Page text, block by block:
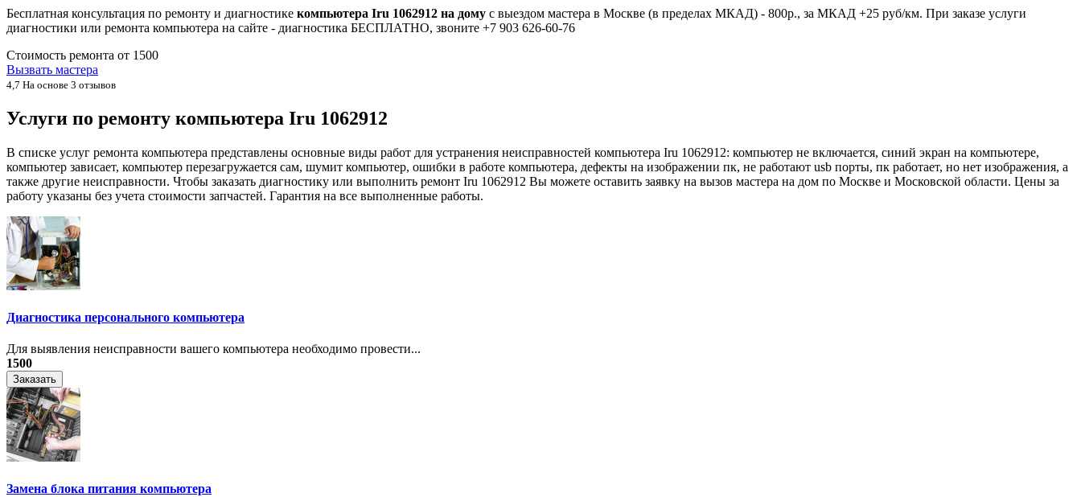
Бесплатная консультация по ремонту и диагностике компьютера Iru 1062912 на дому с выездом мастера в Москве (в пределах МКАД) - 800р., за МКАД +25 руб/км. При заказе услуги
диагностики или ремонта компьютера на сайте - диагностика БЕСПЛАТНО, звоните +7 903 626-60-76
Стоимость ремонта от 1500
Вызвать мастера
4,7 На основе 3 отзывов
Услуги по ремонту компьютера Iru 1062912
В списке услуг ремонта компьютера представлены основные виды работ для устранения неисправностей компьютера Iru 1062912: компьютер не включается, синий экран на компьютере,
компьютер зависает, компьютер перезагружается сам, шумит компьютер, ошибки в работе компьютера, дефекты на изображении пк, не работают usb порты, пк работает, но нет изображения, а
также другие неисправности. Чтобы заказать диагностику или выполнить ремонт Iru 1062912 Вы можете оставить заявку на вызов мастера на дом по Москве и Московской области. Цены за
работу указаны без учета стоимости запчастей. Гарантия на все выполненные работы.
Диагностика персонального компьютера
Для выявления неисправности вашего компьютера необходимо провести...
1500
Заказать
Замена блока питания компьютера